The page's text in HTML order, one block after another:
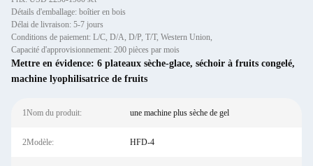
Détails d'emballage: boîtier en bois
Délai de livraison: 5-7 jours
Conditions de paiement: L/C, D/A, D/P, T/T, Western Union,
Capacité d'approvisionnement: 200 pièces par mois
Mettre en évidence: 6 plateaux sèche-glace, séchoir à fruits congelé,
machine lyophilisatrice de fruits
1Nom du produit: une machine plus sèche de gel
2Modèle: HFD-4